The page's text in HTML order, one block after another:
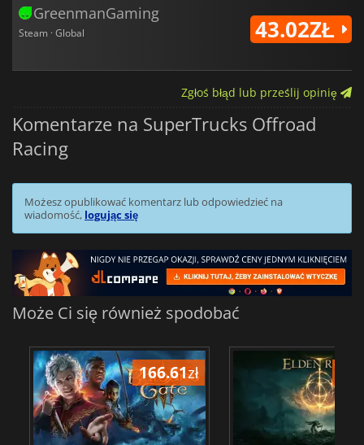
GreenmanGaming
Steam · Global 43.02ZŁ
Zgłoś błąd lub prześlij opinię
Komentarze na SuperTrucks Offroad
Racing
Możesz opublikować komentarz lub odpowiedzieć na
wiadomość, logując się
Może Ci się również spodobać
166.61zł